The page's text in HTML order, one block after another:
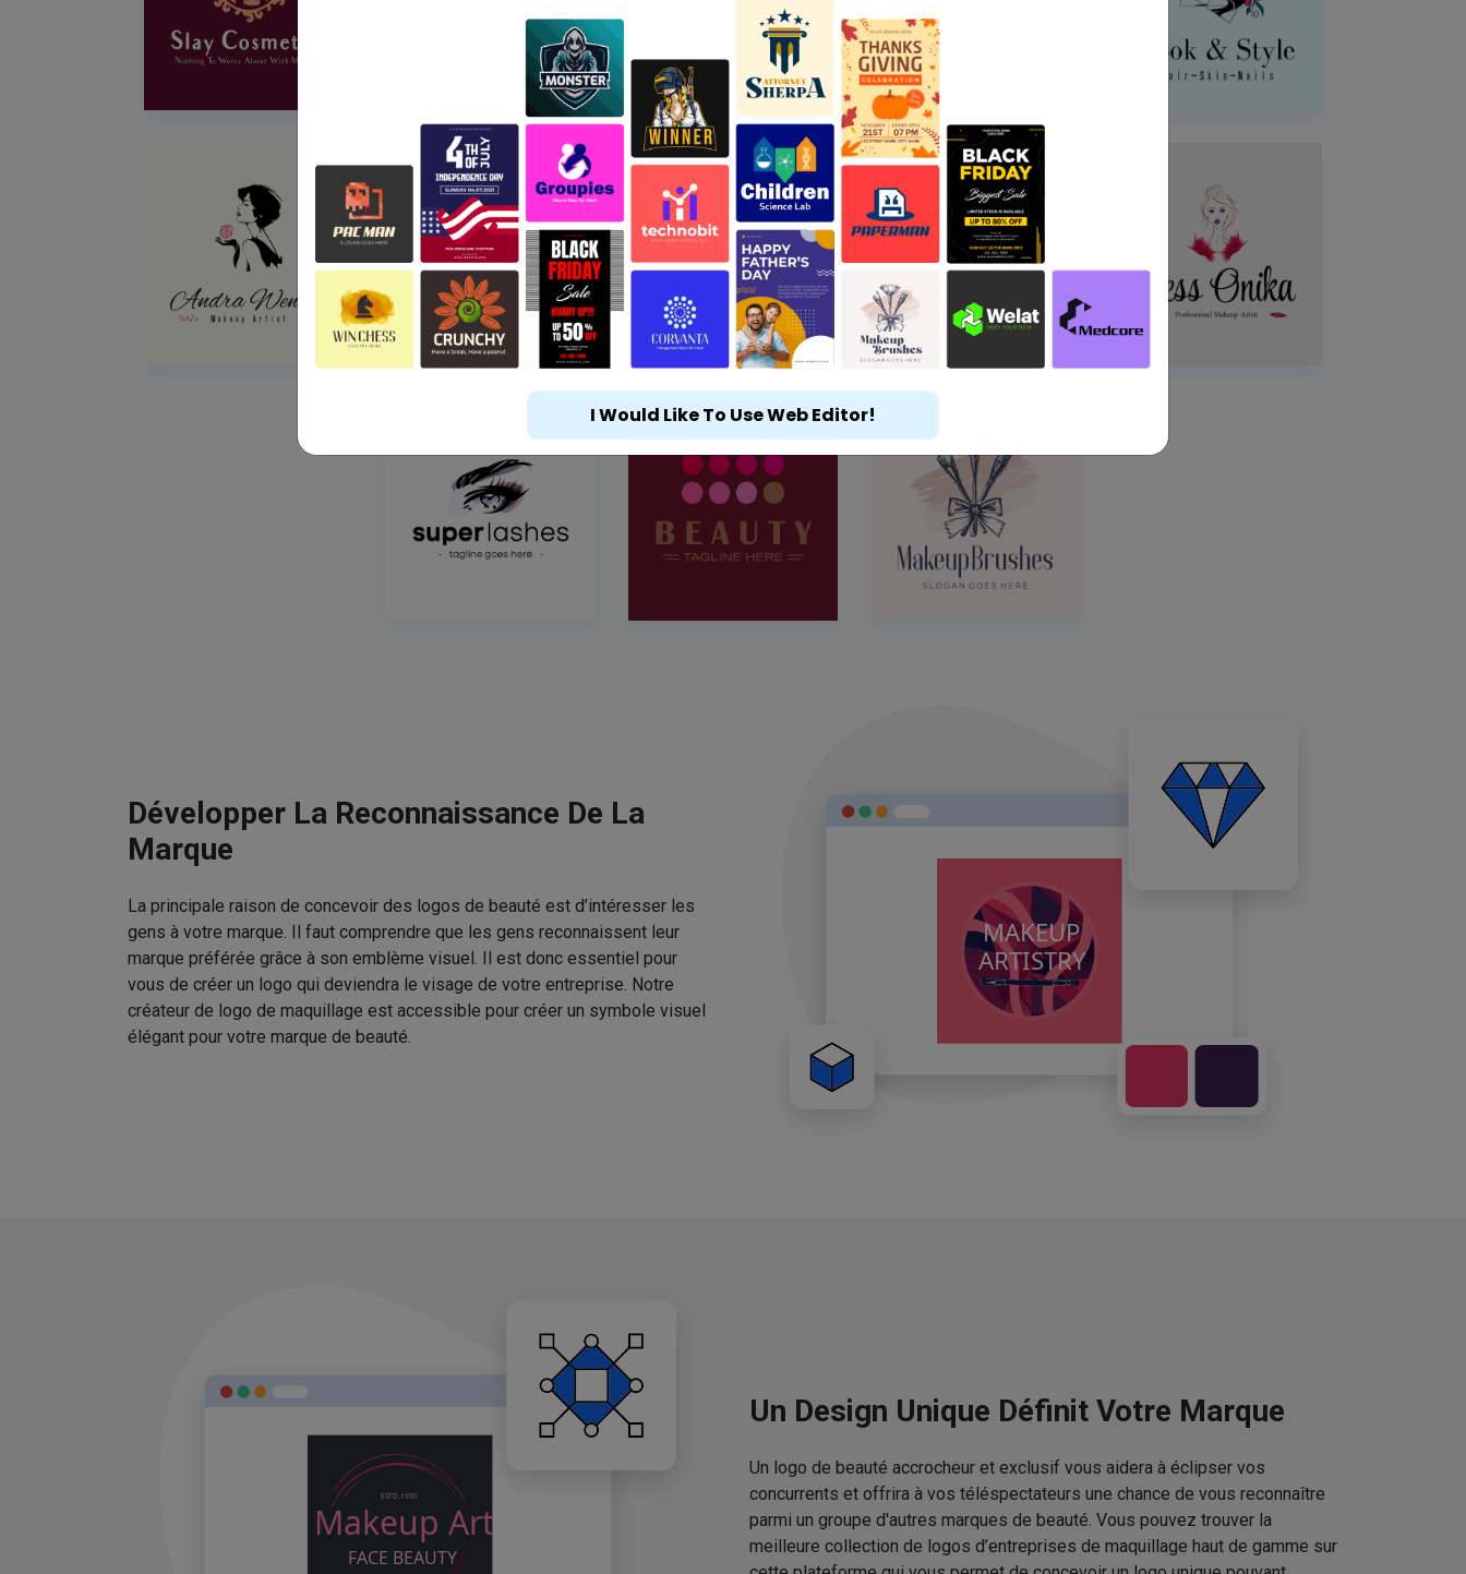
Développer La Reconnaissance De La
Marque
La principale raison de concevoir des logos de beauté est d’intéresser les
gens à votre marque. Il faut comprendre que les gens reconnaissent leur
marque préférée grâce à son emblème visuel. Il est donc essentiel pour
vous de créer un logo qui deviendra le visage de votre entreprise. Notre
créateur de logo de maquillage est accessible pour créer un symbole visuel
élégant pour votre marque de beauté.
Un Design Unique Définit Votre Marque
Un logo de beauté accrocheur et exclusif vous aidera à éclipser vos
concurrents et offrira à vos téléspectateurs une chance de vous reconnaître
parmi un groupe d'autres marques de beauté. Vous pouvez trouver la
meilleure collection de logos d’entreprises de maquillage haut de gamme sur
I Would Like To Use Web Editor!